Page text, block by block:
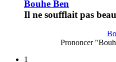
Bouhe Ben
Il ne soufflait pas
Prononcer
1